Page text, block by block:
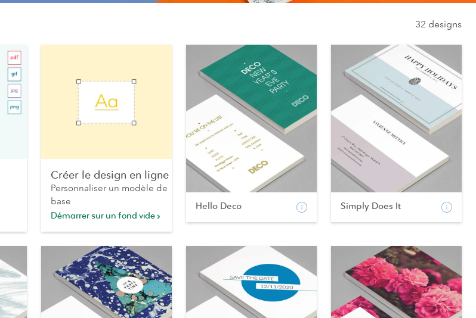
32 designs
Créer le design en ligne
Personnaliser un modèle de
base
Démarrer sur un fond vide
Hello Deco Simply Does It